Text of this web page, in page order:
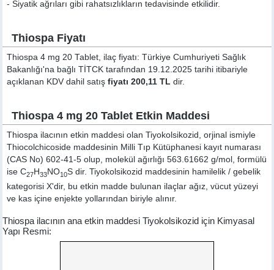
- Siyatik ağrıları gibi rahatsızlıkların tedavisinde etkilidir.
Thiospa Fiyatı
Thiospa 4 mg 20 Tablet, ilaç fiyatı: Türkiye Cumhuriyeti Sağlık
Bakanlığı'na bağlı TİTCK tarafından 19.12.2025 tarihi itibariyle
açıklanan KDV dahil satışfiyatı 200,11 TL dir.
Thiospa 4 mg 20 Tablet Etkin Maddesi
Thiospa ilacının etkin maddesi olan Tiyokolsikozid, orjinal ismiyle
Thiocolchicoside maddesinin Milli Tıp Kütüphanesi kayıt numarası
(CAS No) 602-41-5 olup, molekül ağırlığı 563.61662 g/mol, formülü
ise C27H33NO10S dir. Tiyokolsikozid maddesinin hamilelik / gebelik
kategorisi X'dir, bu etkin madde bulunan ilaçlar ağız, vücut yüzeyi
ve kas içine enjekte yollarından biriyle alınır.
Thiospa ilacının ana etkin maddesi Tiyokolsikozid için Kimyasal
Yapı Resmi: